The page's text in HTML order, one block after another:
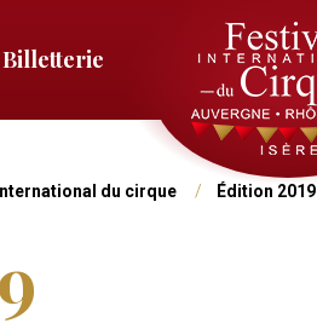
Billetterie
du cirque Édition 2019